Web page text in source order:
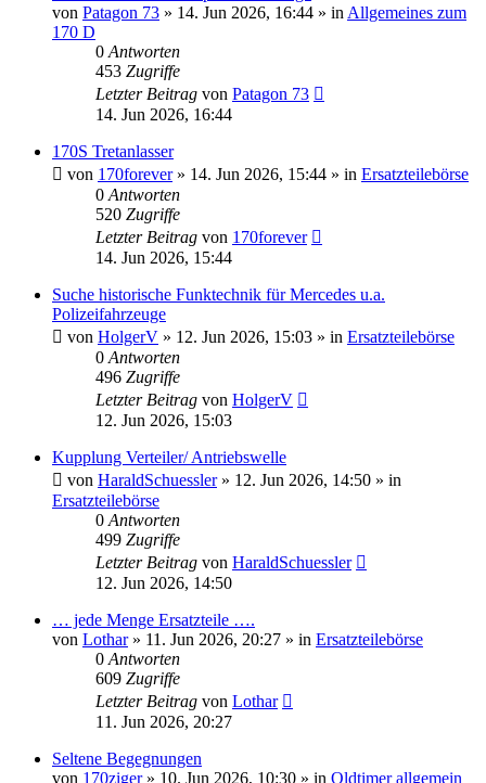
von Patagon 73 » 14. Jun 2026, 16:44 » in Allgemeines zum
170 D
0 Antworten
453 Zugriffe
Letzter Beitrag von Patagon 73
14. Jun 2026, 16:44
170S Tretanlasser
von 170forever» 14. Jun 2026, 15:44 » in Ersatzteilebörse
0 Antworten
520 Zugriffe
Letzter Beitrag von 170forever
14. Jun 2026, 15:44
Suche historische Funktechnik für Mercedes u.a.
Polizeifahrzeuge
von HolgerV » 12. Jun 2026, 15:03 » in Ersatzteilebörse
0 Antworten
496 Zugriffe
Letzter Beitrag von HolgerV
12. Jun 2026, 15:03
Kupplung Verteiler/ Antriebswelle
von HaraldSchuessler» 12. Jun 2026, 14:50 » in
Ersatzteilebörse
0 Antworten
499 Zugriffe
Letzter Beitrag von HaraldSchuessler
12. Jun 2026, 14:50
… jede Menge Ersatzteile ….
von Lothar» 11. Jun 2026, 20:27 » in Ersatzteilebörse
0 Antworten
609 Zugriffe
Letzter Beitrag von Lothar
11. Jun 2026, 20:27
Seltene Begegnungen
von 170ziger» 10. Jun 2026, 10:30 » in Oldtimer allgemein